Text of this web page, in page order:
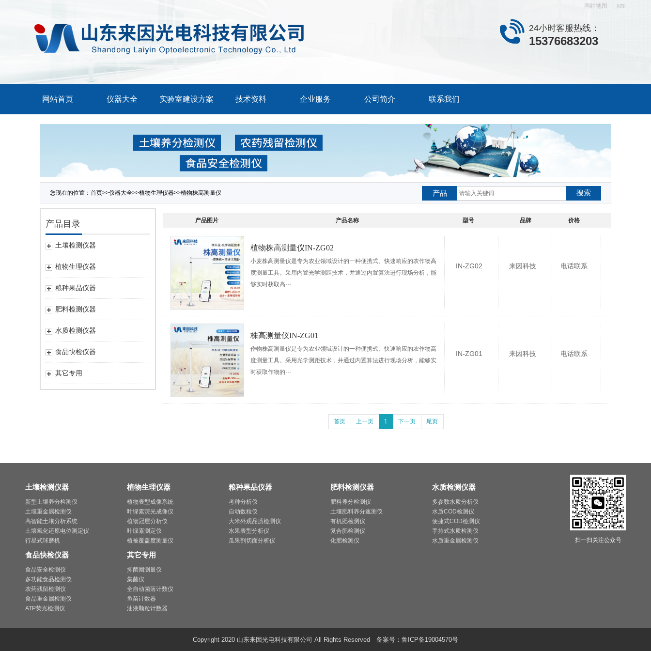
网站地图 xml
24小时客服热线：
15376683203
网站首页 仪器大全 实验室建设方案 技术资料 企业服务 公司简介 联系我们
产品 搜索
您现在的位置： 首页>>仪器大全>>植物生理仪器>>植物株高测量仪
产品目录
土壤检测仪器
植物生理仪器
粮种果品仪器
肥料检测仪器
水质检测仪器
食品快检仪器
其它专用
产品图片 产品名称 型号 品牌 价格
植物株高测量仪IN-ZG02
小麦株高测量仪是专为农业领域设计的一种便携式、快速响应的农作物高
度测量工具。采用内置光学测距技术，并通过内置算法进行现场分析，能
够实时获取高···
IN-ZG02 来因科技 电话联系
株高测量仪IN-ZG01
作物株高测量仪是专为农业领域设计的一种便携式、快速响应的农作物高
度测量工具。采用光学测距技术，并通过内置算法进行现场分析，能够实
时获取作物的···
IN-ZG01 来因科技 电话联系
首页 上一页 1 下一页 尾页
土壤检测仪器
新型土壤养分检测仪
土壤重金属检测仪
高智能土壤分析系统
土壤氧化还原电位测定仪
行星式球磨机
植物生理仪器
植物表型成像系统
叶绿素荧光成像仪
植物冠层分析仪
叶绿素测定仪
植被覆盖度测量仪
粮种果品仪器
考种分析仪
自动数粒仪
大米外观品质检测仪
水果表型分析仪
瓜果剖切面分析仪
肥料检测仪器
肥料养分检测仪
土壤肥料养分速测仪
有机肥检测仪
复合肥检测仪
化肥检测仪
水质检测仪器
多参数水质分析仪
水质COD检测仪
便捷式COD检测仪
手持式水质检测仪
水质重金属检测仪
食品快检仪器
食品安全检测仪
多功能食品检测仪
农药残留检测仪
食品重金属检测仪
ATP荧光检测仪
其它专用
抑菌圈测量仪
集菌仪
全自动菌落计数仪
鱼苗计数器
油液颗粒计数器
扫一扫关注公众号
Copyright 2020 山东来因光电科技有限公司 All Rights Reserved 备案号： 鲁ICP备19004570号